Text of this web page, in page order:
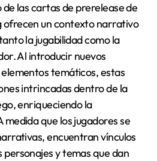
ofrecen un contexto narrativo
la jugabilidad como la
Al introducir nuevos
temáticos, estas
intrincadas dentro de la
enriqueciendo la
que los jugadores se
encuentran vínculos
personajes y temas que dan